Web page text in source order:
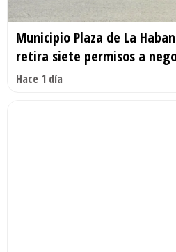
Municipio Plaza de La
retira siete permisos a
Hace 1 día